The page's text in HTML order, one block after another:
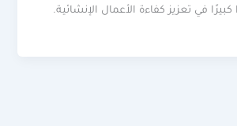
في تعزيز كفاءة الأعمال الإنشائية.